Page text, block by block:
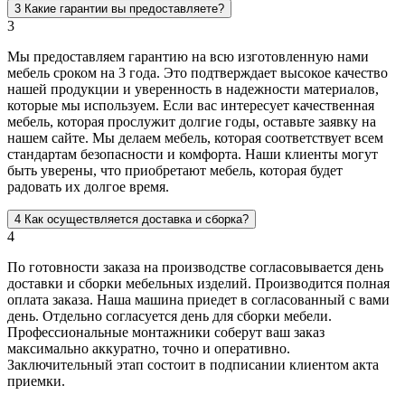
3 Какие гарантии вы предоставляете?
3
Мы предоставляем гарантию на всю изготовленную нами
мебель сроком на 3 года. Это подтверждает высокое качество
нашей продукции и уверенность в надежности материалов,
которые мы используем. Если вас интересует качественная
мебель, которая прослужит долгие годы, оставьте заявку на
нашем сайте. Мы делаем мебель, которая соответствует всем
стандартам безопасности и комфорта. Наши клиенты могут
быть уверены, что приобретают мебель, которая будет
радовать их долгое время.
4 Как осуществляется доставка и сборка?
4
По готовности заказа на производстве согласовывается день
доставки и сборки мебельных изделий. Производится полная
оплата заказа. Наша машина приедет в согласованный с вами
день. Отдельно согласуется день для сборки мебели.
Профессиональные монтажники соберут ваш заказ
максимально аккуратно, точно и оперативно.
Заключительный этап состоит в подписании клиентом акта
приемки.